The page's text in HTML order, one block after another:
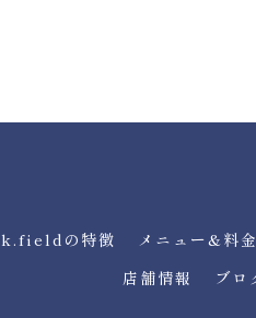
k.fieldの特徴 メニュー&料金
店舗情報
ブロ